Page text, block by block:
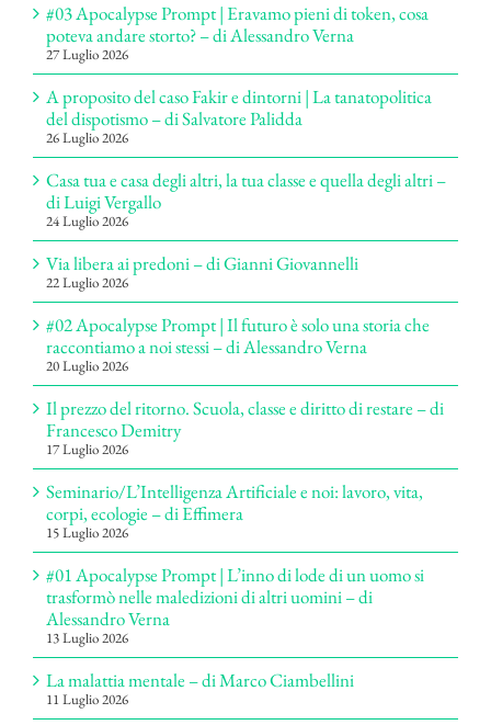
#03 Apocalypse Prompt | Eravamo pieni di token, cosa
poteva andare storto? – di Alessandro Verna
27 Luglio 2026
A proposito del caso Fakir e dintorni | La tanatopolitica
del dispotismo – di Salvatore Palidda
26 Luglio 2026
Casa tua e casa degli altri, la tua classe e quella degli altri –
di Luigi Vergallo
24 Luglio 2026
Via libera ai predoni – di Gianni Giovannelli
22 Luglio 2026
#02 Apocalypse Prompt | Il futuro è solo una storia che
raccontiamo a noi stessi – di Alessandro Verna
20 Luglio 2026
Il prezzo del ritorno. Scuola, classe e diritto di restare – di
Francesco Demitry
17 Luglio 2026
Seminario/L’Intelligenza Artificiale e noi: lavoro, vita,
corpi, ecologie – di Effimera
15 Luglio 2026
#01 Apocalypse Prompt | L’inno di lode di un uomo si
trasformò nelle maledizioni di altri uomini – di
Alessandro Verna
13 Luglio 2026
La malattia mentale – di Marco Ciambellini
11 Luglio 2026